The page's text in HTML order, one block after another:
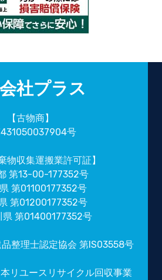
社プラス
【古物商】
号
物収集運搬業許可証】
第13-00-177352号
第01100177352号
第01200177352号
県 第01400177352号
整理士認定協会 第IS03558号
リユースリサイクル回収事業